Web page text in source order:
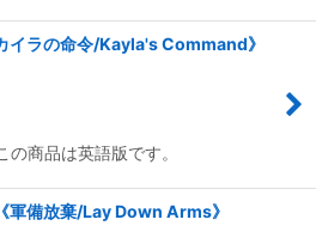
イラの命令/Kayla's Command》
の商品は英語版です。
軍備放棄/Lay Down Arms》